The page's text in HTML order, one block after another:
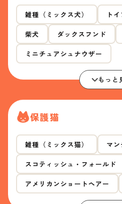
雑種（ミックス犬） ト
柴犬 ダックスフンド
ミニチュアシュナウザー
もっと
保護猫
雑種（ミックス猫） マ
スコティッシュ・フォールド
アメリカンショートヘアー